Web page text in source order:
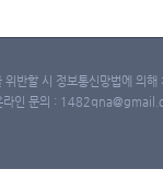
반할 시 정보통신망법에 의
라인 문의 :